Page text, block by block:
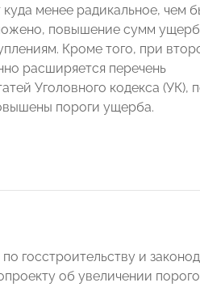
менее радикальное, чем
повышение сумм
Кроме того, при
расширяется перечень
Уголовного кодекса (УК),
пороги ущерба.
госстроительству и
об увеличении